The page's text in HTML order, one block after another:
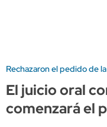
Rechazaron el pedido de
El juicio oral
comenzará el